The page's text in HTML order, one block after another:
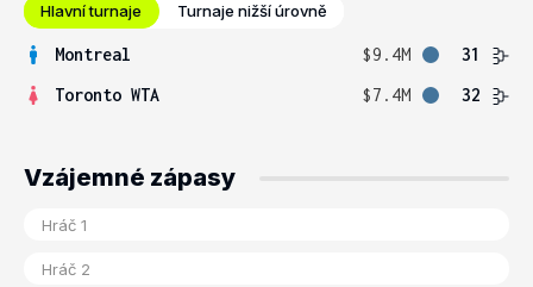
Hlavní turnaje Turnaje nižší úrovně
Montreal $9.4M
31
Toronto WTA
$7.4M 32
Vzájemné zápasy